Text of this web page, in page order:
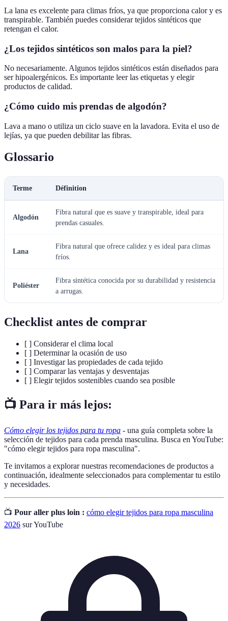
La lana es excelente para climas fríos, ya que proporciona calor y es
transpirable. También puedes considerar tejidos sintéticos que
retengan el calor.
¿Los tejidos sintéticos son malos para la piel?
No necesariamente. Algunos tejidos sintéticos están diseñados para
ser hipoalergénicos. Es importante leer las etiquetas y elegir
productos de calidad.
¿Cómo cuido mis prendas de algodón?
Lava a mano o utiliza un ciclo suave en la lavadora. Evita el uso de
lejías, ya que pueden debilitar las fibras.
Glossario
Terme Définition
Algodón
Fibra natural que es suave y transpirable, ideal para
prendas casuales.
Lana
Fibra natural que ofrece calidez y es ideal para climas
fríos.
Poliéster
Fibra sintética conocida por su durabilidad y resistencia
a arrugas.
Checklist antes de comprar
[ ] Considerar el clima local
[ ] Determinar la ocasión de uso
[ ] Investigar las propiedades de cada tejido
[ ] Comparar las ventajas y desventajas
[ ] Elegir tejidos sostenibles cuando sea posible
📺 Para ir más lejos:
Cómo elegir los tejidos para tu ropa - una guía completa sobre la
selección de tejidos para cada prenda masculina. Busca en YouTube:
"cómo elegir tejidos para ropa masculina".
Te invitamos a explorar nuestras recomendaciones de productos a
continuación, idealmente seleccionados para complementar tu estilo
y necesidades.
📺 Pour aller plus loin : cómo elegir tejidos para ropa masculina
2026 sur YouTube